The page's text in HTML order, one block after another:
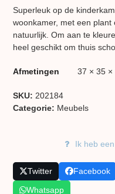
Superleuk op de
woonkamer, met een
natuurlijk. Om aan te
heel geschikt om thuis
Afmetingen 37 × 35 ×
SKU: 202184
Categorie: Meubels
Ik heb
Twitter Facebook
Whatsapp